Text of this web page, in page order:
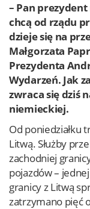
– Pan
chcą od rządu
dzieje się na
Małgorzata
Prezydenta
Wydarzeń. Jak
zwraca się dziś
niemieckiej.
Od poniedziałku
Litwą. Służby
zachodniej
pojazdów –
granicy z Litwą
zatrzymano pięć